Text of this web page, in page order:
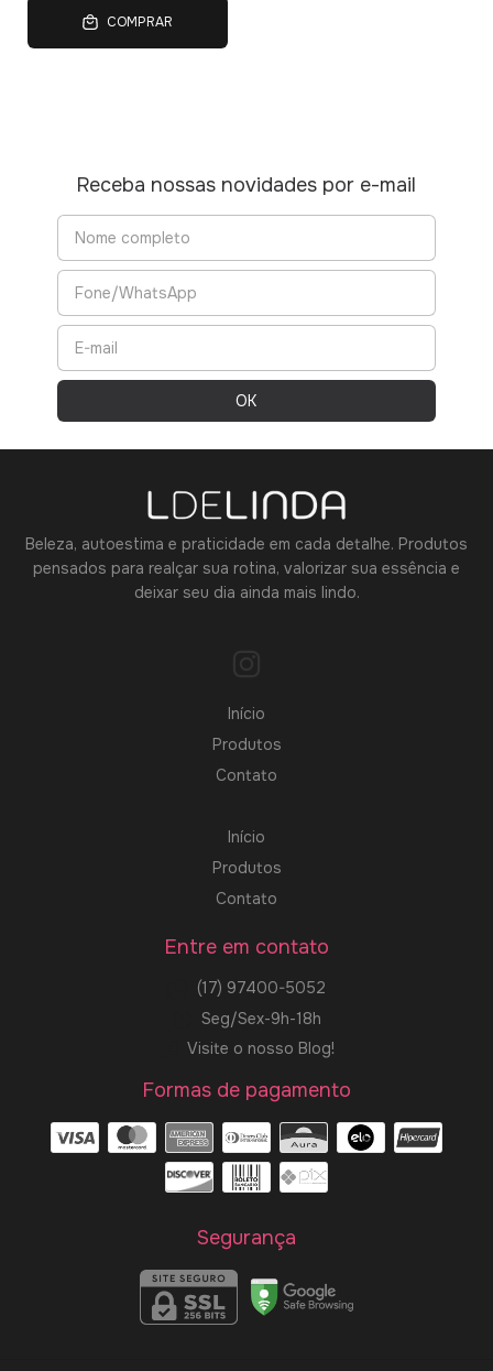
COMPRAR
Receba nossas novidades por e-mail
Beleza, autoestima e praticidade em cada detalhe. Produtos
pensados para realçar sua rotina, valorizar sua essência e
deixar seu dia ainda mais lindo.
Início
Produtos
Contato
Início
Produtos
Contato
Entre em contato
(17) 97400-5052
Seg/Sex-9h-18h
Visite o nosso Blog!
Formas de pagamento
Segurança